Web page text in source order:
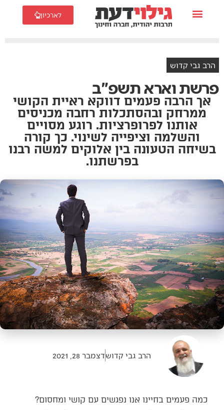
לארכיון
הרב גבי קדוש
פרשת וארא תשפ"ב
אך הרבה פעמים דווקא ראיית הקושי
ממרחק ובהסתכלות רחבה מכניסים
אותנו לפרופרציות. רוגע מסויים
והשלמה וציפייה לשינוי. כך קורה
בשיחה הטעונה בין אלוקים למשה רבנו
בפרשתנו.
הרב גבי קדושדצמבר 28, 2021
כמה פעמים בחיינו אנו נפגשים עם קושי ומחסום?